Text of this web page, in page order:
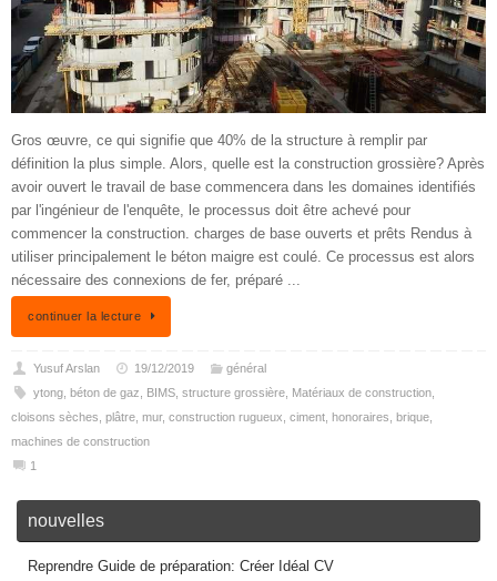
Gros œuvre, ce qui signifie que 40% de la structure à remplir par
définition la plus simple. Alors, quelle est la construction grossière? Après
avoir ouvert le travail de base commencera dans les domaines identifiés
par l'ingénieur de l'enquête, le processus doit être achevé pour
commencer la construction. charges de base ouverts et prêts Rendus à
utiliser principalement le béton maigre est coulé. Ce processus est alors
nécessaire des connexions de fer, préparé ...
continuer la lecture
Yusuf Arslan 19/12/2019
général
ytong, béton de gaz BIMS, structure grossière, Matériaux de construction,
cloisons sèches plâtre mur, construction rugueux ciment honoraires brique
machines de construction
1
nouvelles
Reprendre Guide de préparation: Créer Idéal CV